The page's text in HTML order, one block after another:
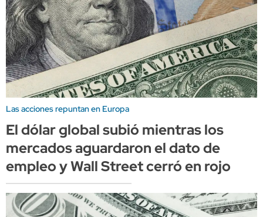
Las acciones repuntan en Europa
El dólar global subió mientras los
mercados aguardaron el dato de
empleo y Wall Street cerró en rojo